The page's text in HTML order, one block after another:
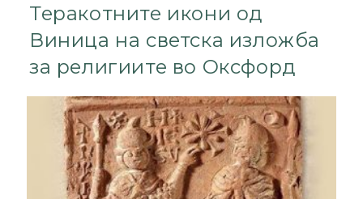
Теракотните икони од
Виница на светска изложба
за религиите во Оксфорд